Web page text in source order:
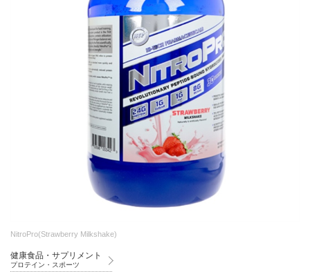
NitroPro(Strawberry Milkshake)
健康食品・サプリメント
プロテイン・スポーツ